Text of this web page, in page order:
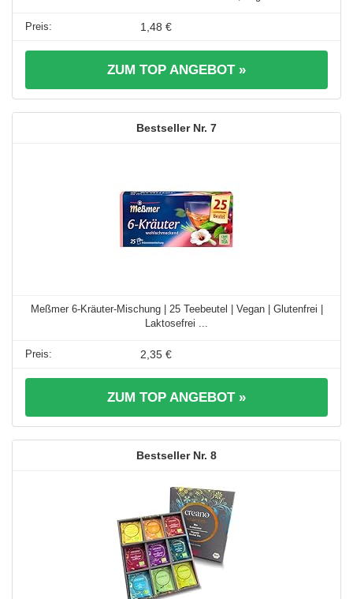
1,48 €
ZUM TOP ANGEBOT »
7
Meßmer 6-Kräuter-Mischung | 25 Teebeutel | Vegan | Glutenfrei |
Laktosefrei ...
2,35 €
ZUM TOP ANGEBOT »
8